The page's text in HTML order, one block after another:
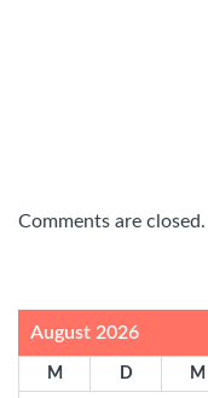
Comments are closed.
August 2026
M D M